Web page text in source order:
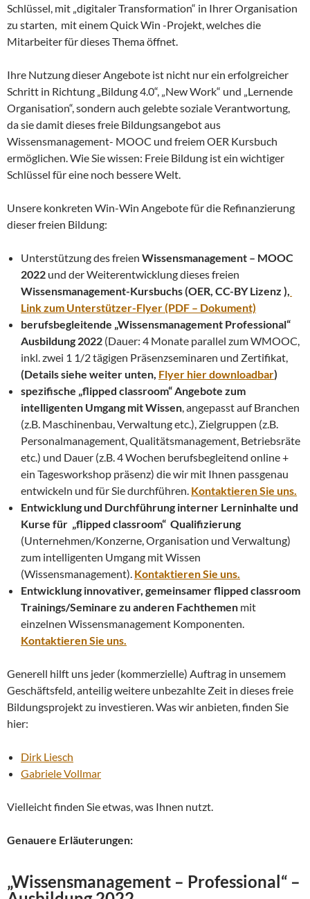
Schlüssel, mit „digitaler Transformation“ in Ihrer Organisation
zu starten, mit einem Quick Win -Projekt, welches die
Mitarbeiter für dieses Thema öffnet.
Ihre Nutzung dieser Angebote ist nicht nur ein erfolgreicher
Schritt in Richtung „Bildung 4.0“, „New Work“ und „Lernende
Organisation“, sondern auch gelebte soziale Verantwortung,
da sie damit dieses freie Bildungsangebot aus
Wissensmanagement- MOOC und freiem OER Kursbuch
ermöglichen. Wie Sie wissen: Freie Bildung ist ein wichtiger
Schlüssel für eine noch bessere Welt.
Unsere konkreten Win-Win Angebote für die Refinanzierung
dieser freien Bildung:
Unterstützung des freien Wissensmanagement – MOOC
2022 und der Weiterentwicklung dieses freien
Wissensmanagement-Kursbuchs (OER, CC-BY Lizenz ),
Link zum Unterstützer-Flyer (PDF – Dokument)
berufsbegleitende „Wissensmanagement Professional“
Ausbildung 2022 (Dauer: 4 Monate parallel zum WMOOC,
inkl. zwei 1 1/2 tägigen Präsenzseminaren und Zertifikat,
(Details siehe weiter unten, Flyer hier downloadbar)
spezifische „flipped classroom“ Angebote zum
intelligenten Umgang mit Wissen , angepasst auf Branchen
(z.B. Maschinenbau, Verwaltung etc.), Zielgruppen (z.B.
Personalmanagement, Qualitätsmanagement, Betriebsräte
etc.) und Dauer (z.B. 4 Wochen berufsbegleitend online +
ein Tagesworkshop präsenz) die wir mit Ihnen passgenau
entwickeln und für Sie durchführen. Kontaktieren Sie uns.
Entwicklung und Durchführung interner Lerninhalte und
Kurse für „flipped classroom“ Qualifizierung
(Unternehmen/Konzerne, Organisation und Verwaltung)
zum intelligenten Umgang mit Wissen
(Wissensmanagement). Kontaktieren Sie uns.
Entwicklung innovativer, gemeinsamer flipped classroom
Trainings/Seminare zu anderen Fachthemen mit
einzelnen Wissensmanagement Komponenten.
Kontaktieren Sie uns.
Generell hilft uns jeder (kommerzielle) Auftrag in unsemem
Geschäftsfeld, anteilig weitere unbezahlte Zeit in dieses freie
Bildungsprojekt zu investieren. Was wir anbieten, finden Sie
hier:
Dirk Liesch
Gabriele Vollmar
Vielleicht finden Sie etwas, was Ihnen nutzt.
Genauere Erläuterungen:
„Wissensmanagement – Professional“ –